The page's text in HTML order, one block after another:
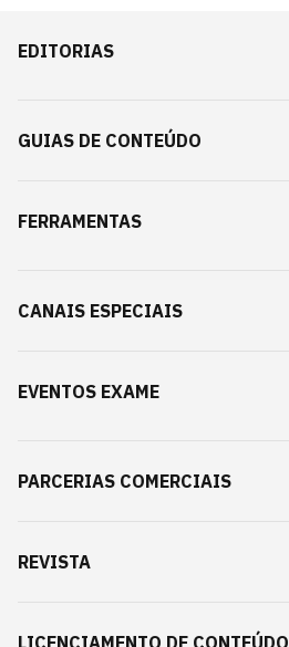
EDITORIAS
GUIAS DE CONTEÚDO
FERRAMENTAS
CANAIS ESPECIAIS
EVENTOS EXAME
PARCERIAS COMERCIAIS
REVISTA
LICENCIAMENTO DE CONTEÚDO